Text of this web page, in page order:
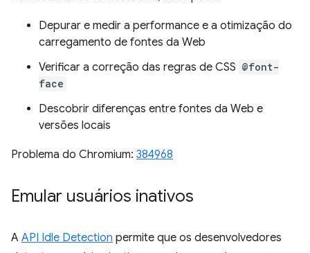
Depurar e medir a performance e a otimização do
carregamento de fontes da Web
Verificar a correção das regras de CSS @font-
face
Descobrir diferenças entre fontes da Web e
versões locais
Problema do Chromium: 384968
Emular usuários inativos
A API Idle Detection permite que os desenvolvedores